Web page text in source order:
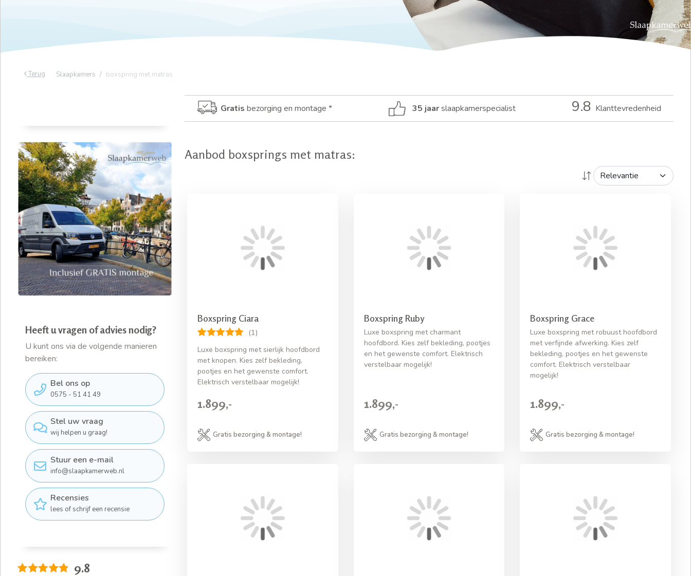
Terug Slaapkamers boxspring met matras
Heeft u vragen of advies nodig?
U kunt ons via de volgende manieren
bereiken:
Bel ons op
0575 - 51 41 49
Stel uw vraag
wij helpen u graag!
Stuur een e-mail
info@slaapkamerweb.nl
Recensies
lees of schrijf een recensie
9.8
Gratis bezorging en montage * 35 jaarslaapkamerspecialist 9.8 Klanttevredenheid
Aanbod boxsprings met matras:
Boxspring Ciara
(1)
Luxe boxspring met sierlijk hoofdbord
met knopen. Kies zelf bekleding,
pootjes en het gewenste comfort.
Elektrisch verstelbaar mogelijk!
1.899,-
Gratis bezorging & montage!
Boxspring Ruby
Luxe boxspring met charmant
hoofdbord. Kies zelf bekleding, pootjes
en het gewenste comfort. Elektrisch
verstelbaar mogelijk!
1.899,-
Gratis bezorging & montage!
Boxspring Grace
Luxe boxspring met robuust hoofdbord
met verfijnde afwerking. Kies zelf
bekleding, pootjes en het gewenste
comfort. Elektrisch verstelbaar
mogelijk!
1.899,-
Gratis bezorging & montage!